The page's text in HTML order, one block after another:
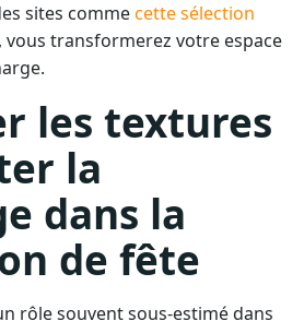
sites commecette sélection
, vous transformerez votre espace
les textures
la
dans la
de fête
rôle souvent sous-estimé dans